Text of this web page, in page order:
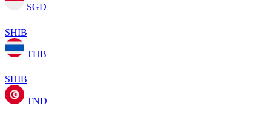
SGD
SHIB
THB
SHIB
TND